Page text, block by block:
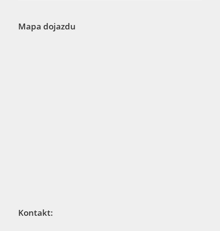
Mapa dojazdu
Kontakt: